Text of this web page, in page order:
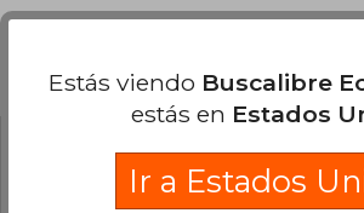
Preguntas frecuentes
¿El libro es original?
Todos los libros de nuestro
Estás viendo Buscalibre
estás en Estados
Ir a Estados